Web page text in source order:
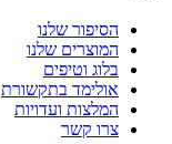
הסיפור שלנו
המוצרים שלנו
בלוג וטיפים
אולימד בתקשורת
המלצות ועדויות
צרו קשר